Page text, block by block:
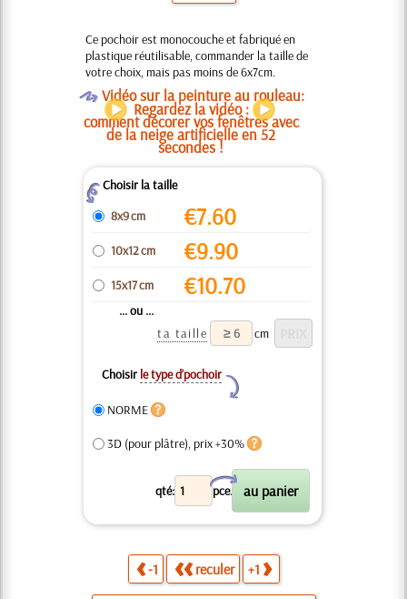
Ce pochoir est monocouche et fabriqué en
plastique réutilisable, commander la taille de
votre choix, mais pas moins de 6x7cm.
OVidéo sur la peinture au rouleau:
Regardez la vidéo :
comment décorer vos fenêtres avec
de la neige artificielle en 52
secondes !
ZChoisir la taille
8x9 cm
€7.60
10x12 cm €9.90
15x17 cm €10.70
... ou ...
ta taille
cm
Choisir le type d’pochoir
Y
NORME
3D (pour plâtre), prix +30%
qté: pce.
X
-1 reculer +1